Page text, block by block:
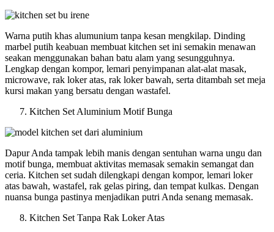
Warna putih khas alumunium tanpa kesan mengkilap. Dinding
marbel putih keabuan membuat kitchen set ini semakin menawan
seakan menggunakan bahan batu alam yang sesungguhnya.
Lengkap dengan kompor, lemari penyimpanan alat-alat masak,
microwave, rak loker atas, rak loker bawah, serta ditambah set meja
kursi makan yang bersatu dengan wastafel.
Kitchen Set Aluminium Motif Bunga
Dapur Anda tampak lebih manis dengan sentuhan warna ungu dan
motif bunga, membuat aktivitas memasak semakin semangat dan
ceria. Kitchen set sudah dilengkapi dengan kompor, lemari loker
atas bawah, wastafel, rak gelas piring, dan tempat kulkas. Dengan
nuansa bunga pastinya menjadikan putri Anda senang memasak.
Kitchen Set Tanpa Rak Loker Atas